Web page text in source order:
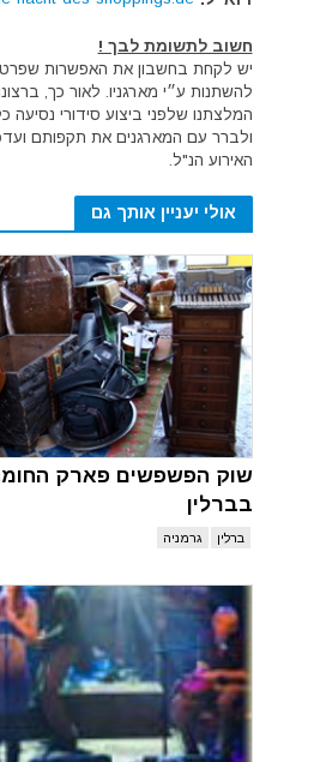
חשוב לתשומת לבך !
יש לקחת בחשבון את האפשרות שפרטי
להשתנות ע״י מארגניו. לאור כך,
המלצתנו שלפני ביצוע סידורי
ולברר עם המארגנים את תקפותם
האירוע הנ"ל.
אולי יעניין אותך גם
שוק הפשפשים פארק
בברלין
ברלין גרמניה